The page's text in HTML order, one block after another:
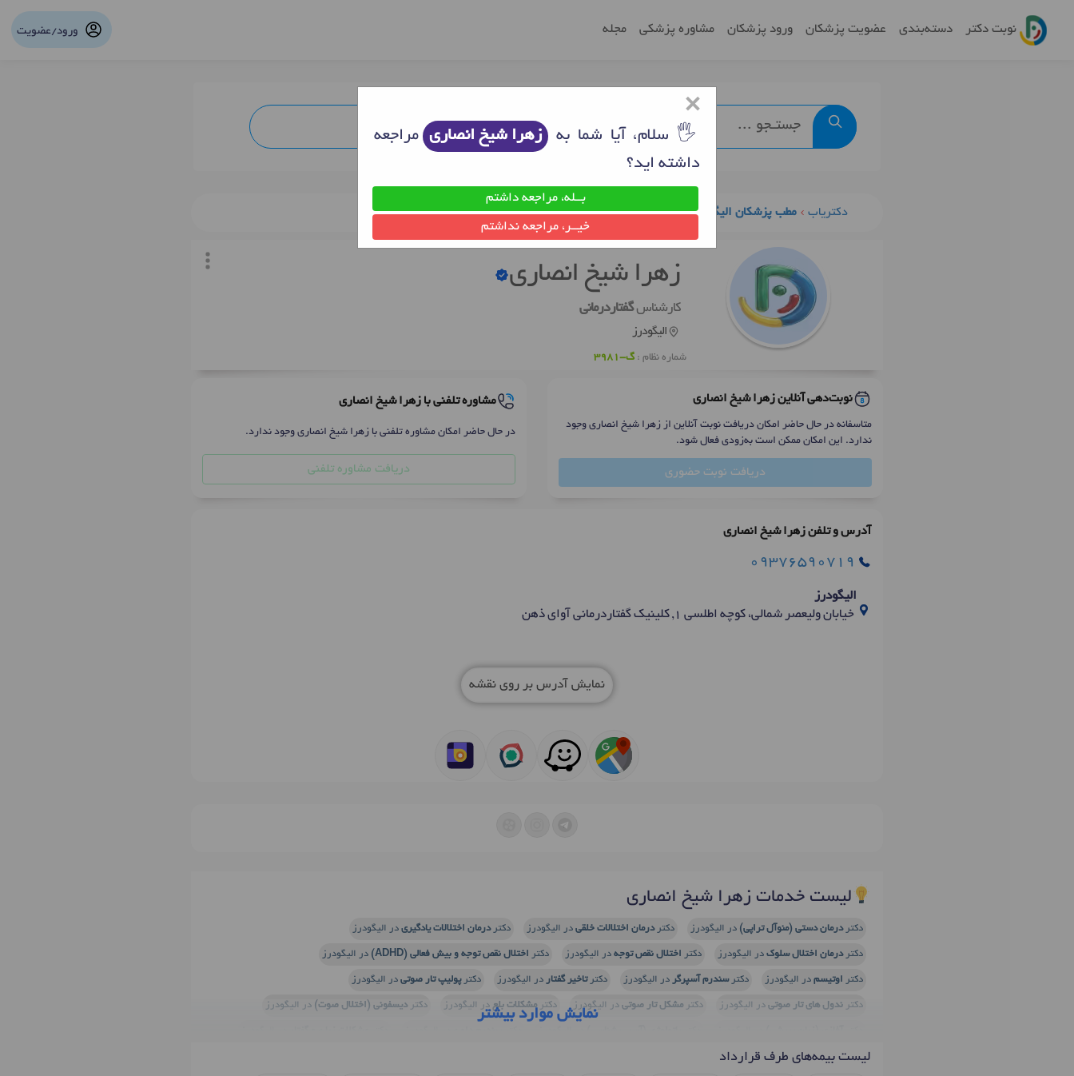
نوبت دکتر دسته‌بندی عضویت پزشکان ورود پزشکان مشاوره پزشکی مجله ورود/عضویت
دکتریاب مطب پزشکان الیگودرز دکتر گفتاردرمانی الیگودرز زهرا شیخ انصاری
زهرا شیخ انصاری
کارشناسگفتاردرمانی
الیگودرز
شماره نظام :گ-3981
نوبت‌دهی آنلاین زهرا شیخ انصاری
متاسفانه در حال حاضر امکان دریافت نوبت آنلاین از زهرا شیخ انصاری وجود
ندارد. این امکان ممکن است به‌زودی فعال شود.
دریافت نوبت حضوری
مشاوره تلفنی با زهرا شیخ انصاری
در حال حاضر امکان مشاوره تلفنی با زهرا شیخ انصاری وجود ندارد.
دریافت مشاوره تلفنی
آدرس و تلفن زهرا شیخ انصاری
09376590719
الیگودرز
خیابان ولیعصر شمالی، کوچه اطلسی 1, کلینیک گفتاردرمانی آوای ذهن
نمایش آدرس بر روی نقشه
لیست خدمات زهرا شیخ انصاری
دکتردرمان دستی (منوآل تراپی) در الیگودرز دکتردرمان اختلالات خلقی در الیگودرز دکتردرمان اختلالات یادگیری در الیگودرز
دکتردرمان اختلال سلوک در الیگودرز دکتر اختلال نقص توجه در الیگودرز دکتر اختلال نقص توجه و بیش فعالی (ADHD) در الیگودرز
دکتر اوتیسم در الیگودرز دکترسندرم آسپرگر در الیگودرز دکترتاخیر گفتار در الیگودرز دکترپولیپ تار صوتی در الیگودرز
دکتر ندول های تار صوتی در الیگودرز دکتر مشکل تار صوتی در الیگودرز دکترمشکلات بلع در الیگودرز دکتر دیسفونی (اختلال صوت) در الیگودرز
دکترلکنت زباندر الیگودرز دکتر
نمایش موارد بیشتر
لیست بیمه‌های طرف قرارداد
×
🖐 سلام، آیا شما به زهرا شیخ انصاری مراجعه
داشته اید؟
بــله، مراجعه داشتم
خیــر، مراجعه نداشتم